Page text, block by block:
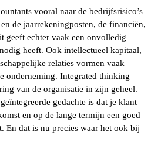
vooral naar de bedrijfsrisico’s
de jaarrekeningposten, de financiën,
geeft echter vaak een onvolledig
heeft. Ook intellectueel kapitaal,
relaties vormen vaak
onderneming. Integrated thinking
van de organisatie in zijn geheel.
gedachte is dat je klant
en op de lange termijn een goed
En dat is nu precies waar het ook bij